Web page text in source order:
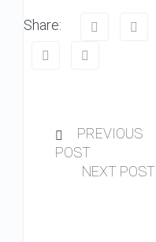
Share:
PREVIOUS
POST
NEXT POST